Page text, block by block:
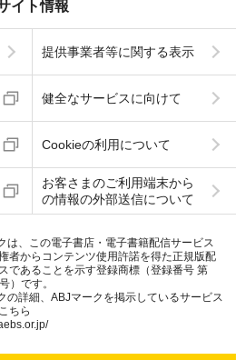
イト情報
提供事業者等に関する表示
健全なサービスに向けて
Cookieの利用について
お客さまのご利用端末から
の情報の外部送信について
は、この電子書店・電子書籍配信サービス
者からコンテンツ使用許諾を得た正規版配
であることを示す登録商標（登録番号 第
）です。
の詳細、ABJマークを掲示しているサービス
ちら